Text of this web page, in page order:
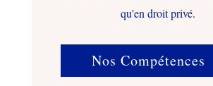
qu'en droit privé.
Nos Compétences